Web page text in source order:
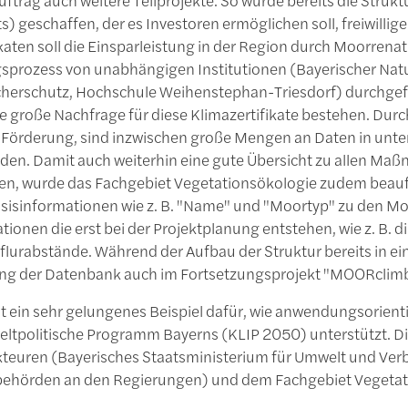
geschaffen, der es Investoren ermöglichen soll,
soll die Einsparleistung in der Region durch
von unabhängigen Institutionen (Bayerischer
Hochschule Weihenstephan-Triesdorf)
große Nachfrage für diese Klimazertifikate bestehen.
sind inzwischen große Mengen an Daten in
Damit auch weiterhin eine gute Übersicht zu allen
wurde das Fachgebiet Vegetationsökologie zudem
wie z. B. "Name" und "Moortyp" zu den
die erst bei der Projektplanung entstehen, wie z. B.
Während der Aufbau der Struktur bereits in
der Datenbank auch im Fortsetzungsprojekt
ein sehr gelungenes Beispiel dafür, wie
Programm Bayerns (KLIP 2050) unterstützt.
(Bayerisches Staatsministerium für Umwelt und
an den Regierungen) und dem Fachgebiet